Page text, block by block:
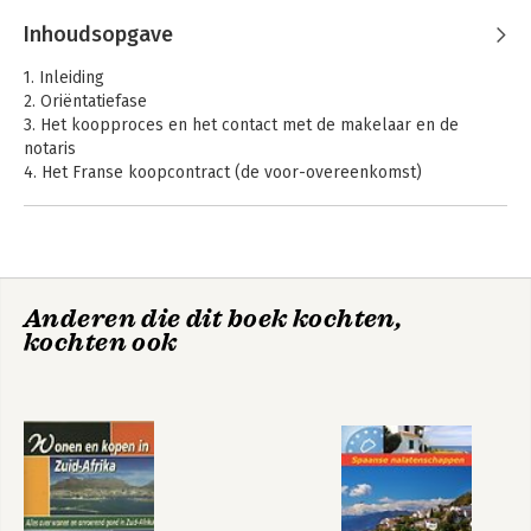
Inhoudsopgave
1. Inleiding
2. Oriëntatiefase
3. Het koopproces en het contact met de makelaar en de
notaris
4. Het Franse koopcontract (de voor-overeenkomst)
bouwen
10. Renovatie en onderhoud
13. Vertrek uit Nederland
14. Vestiging in Frankrijk
15. De verhuizing
16. Bankzaken
Anderen die dit boek kochten,
kochten ook